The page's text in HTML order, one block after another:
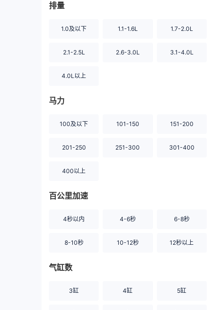
排量
1.0及以下 1.1-1.6L 1.7-2.0L
2.1-2.5L 2.6-3.0L 3.1-4.0L
4.0L以上
马力
100及以下 101-150 151-200
201-250 251-300 301-400
400以上
百公里加速
4秒以内 4-6秒 6-8秒
8-10秒 10-12秒 12秒以上
气缸数
3缸 4缸 5缸